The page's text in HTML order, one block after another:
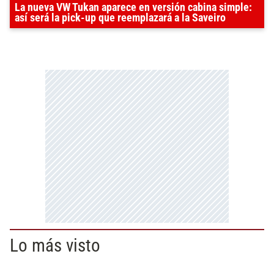
La nueva VW Tukan aparece en versión cabina simple:
así será la pick-up que reemplazará a la Saveiro
Lo más visto